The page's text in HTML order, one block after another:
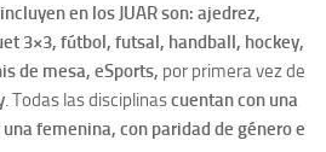
en los JUAR son: ajedrez,
3×3, fútbol, futsal, handball, hockey,
de mesa, eSports, por primera vez de
. Todas las disciplinascuentan con una
femenina, con paridad de género e